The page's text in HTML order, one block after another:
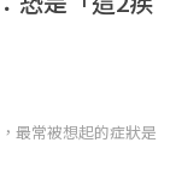
最常被想起的症狀是